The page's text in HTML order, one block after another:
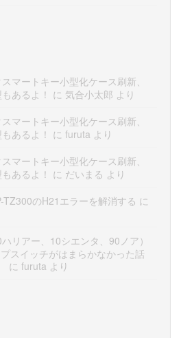
マートキー小型化ケース刷新、
あるよ！ に 気合小太郎 より
マートキー小型化ケース刷新、
あるよ！ に furuta より
マートキー小型化ケース刷新、
あるよ！ に だいまる より
TZ300のH21エラーを解消する に
リアー、10シエンタ、90ノア）
スイッチがはまらかなかった話
に furuta より